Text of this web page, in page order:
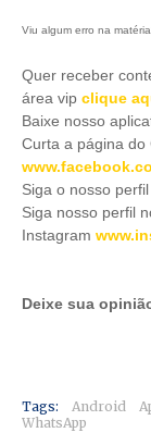
Viu algum erro na
Quer receber
área vip clique
Baixe nosso
Curta a página do
Siga o nosso
Siga nosso perfil
Instagram
Deixe sua
Tags: Android
WhatsApp